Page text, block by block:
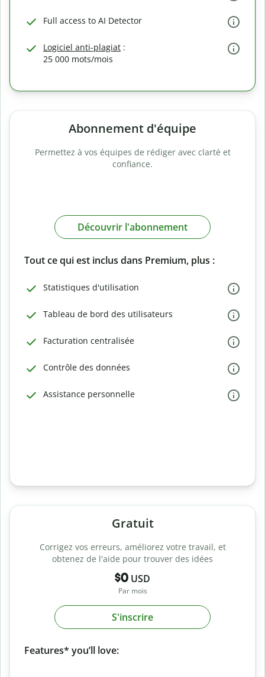
Full access to AI Detector
Logiciel anti-plagiat :
25 000 mots/mois
Abonnement d'équipe
Permettez à vos équipes de rédiger avec clarté et
confiance.
Découvrir l'abonnement
Tout ce qui est inclus dans Premium, plus :
Statistiques d'utilisation
Tableau de bord des utilisateurs
Facturation centralisée
Contrôle des données
Assistance personnelle
Gratuit
Corrigez vos erreurs, améliorez votre travail, et
obtenez de l'aide pour trouver des idées
$0 USD
Par mois
S'inscrire
Features* you’ll love: